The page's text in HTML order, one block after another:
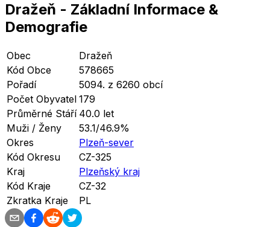
Dražeň - Základní Informace &
Demografie
Obec
Dražeň
Kód Obce
578665
Pořadí
5094. z 6260 obcí
Počet Obyvatel 179
Průměrné Stáří 40.0 let
Muži / Ženy
53.1/46.9%
Okres
Plzeň-sever
Kód Okresu
CZ-325
Kraj
Plzeňský kraj
Kód Kraje
CZ-32
Zkratka Kraje
PL